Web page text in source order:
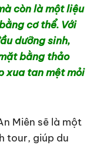
còn là một liệu
cơ thể. Với
dưỡng sinh,
bằng thảo
xua tan mệt mỏi
Miên sẽ là một
tour, giúp du